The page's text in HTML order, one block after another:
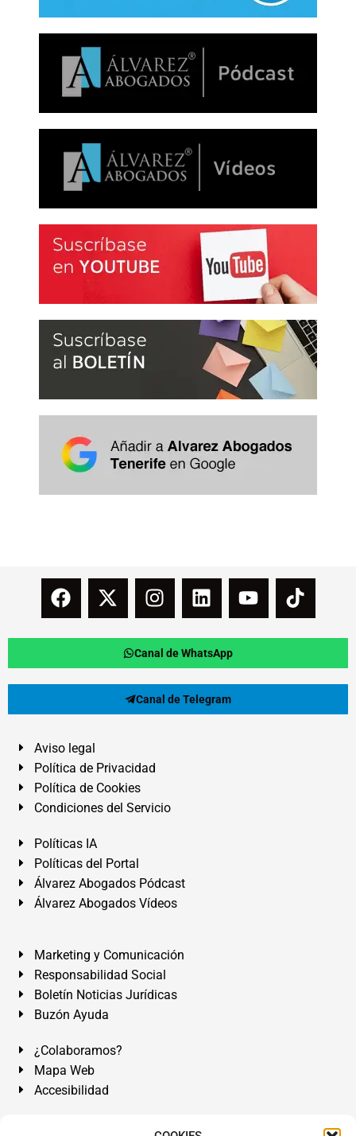
Canal de WhatsApp
Canal de Telegram
Aviso legal
Política de Privacidad
Política de Cookies
Condiciones del Servicio
Políticas IA
Políticas del Portal
Álvarez Abogados Pódcast
Álvarez Abogados Vídeos
Marketing y Comunicación
Responsabilidad Social
Boletín Noticias Jurídicas
Buzón Ayuda
¿Colaboramos?
Mapa Web
Accesibilidad